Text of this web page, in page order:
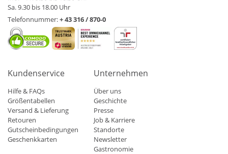
Sa. 9.30 bis 18.00 Uhr
Telefonnummer:+ 43 316 / 870-0
Kundenservice
Hilfe & FAQs
Größentabellen
Versand & Lieferung
Retouren
Gutscheinbedingungen
Geschenkkarten
Unternehmen
Über uns
Geschichte
Presse
Job & Karriere
Standorte
Newsletter
Gastronomie